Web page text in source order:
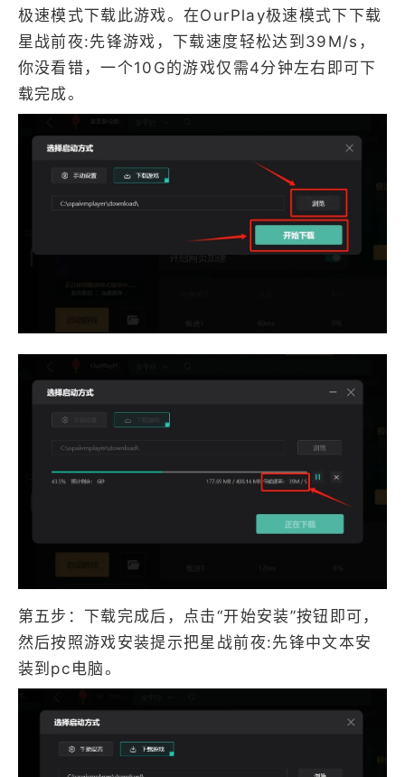
极速模式下载此游戏。在OurPlay极速模式下下载
星战前夜:先锋游戏，下载速度轻松达到39M/s，
你没看错，一个10G的游戏仅需4分钟左右即可下
载完成。
第五步：下载完成后，点击“开始安装”按钮即可，
然后按照游戏安装提示把星战前夜:先锋中文本安
装到pc电脑。